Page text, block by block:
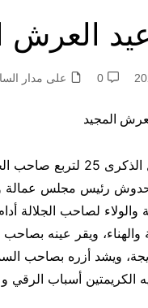
عيد العرش
0 على مدار
بمناسبة حلول
رئيس مجلس عمالة
لصاحب الجلالة أدام
والهناء، ويقر عينه
ويشد أزره بصاحب
الكريمتين أسباب الرقي